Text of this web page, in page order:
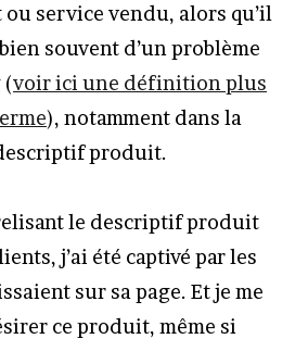
service vendu, alors qu’il
souvent d’un problème
(voir ici une définition plus
), notamment dans la
produit.
le descriptif produit
j’ai été captivé par les
sur sa page. Et je me
ce produit, même si